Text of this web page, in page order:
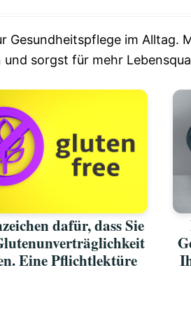
Gesundheitspflege im
sorgst für mehr
dafür, dass Sie
Eine Pflichtlektüre